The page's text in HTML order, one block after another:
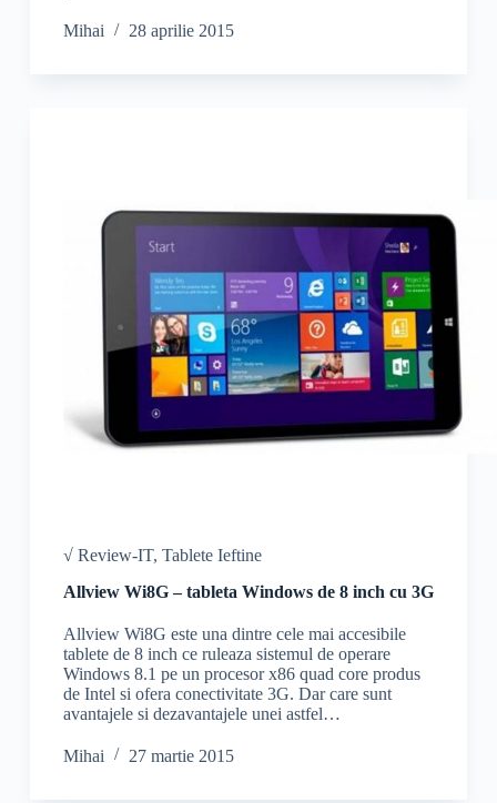
Mihai 28 aprilie 2015
√ Review-IT, Tablete Ieftine
Allview Wi8G – tableta Windows de 8 inch cu 3G
Allview Wi8G este una dintre cele mai accesibile
tablete de 8 inch ce ruleaza sistemul de operare
Windows 8.1 pe un procesor x86 quad core produs
de Intel si ofera conectivitate 3G. Dar care sunt
avantajele si dezavantajele unei astfel…
Mihai 27 martie 2015